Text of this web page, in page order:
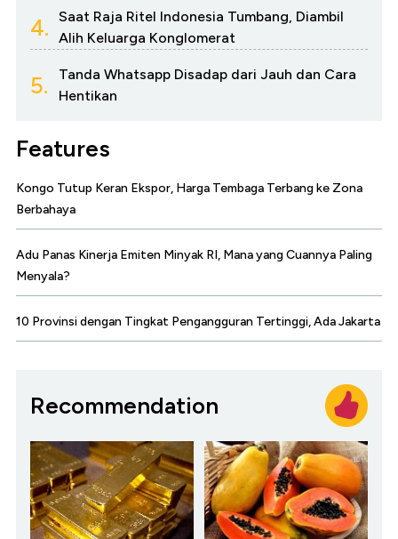
4.
Saat Raja Ritel Indonesia Tumbang, Diambil
Alih Keluarga Konglomerat
5.
Tanda Whatsapp Disadap dari Jauh dan Cara
Hentikan
Features
Kongo Tutup Keran Ekspor, Harga Tembaga Terbang ke Zona
Berbahaya
Adu Panas Kinerja Emiten Minyak RI, Mana yang Cuannya Paling
Menyala?
10 Provinsi dengan Tingkat Pengangguran Tertinggi, Ada Jakarta
Recommendation